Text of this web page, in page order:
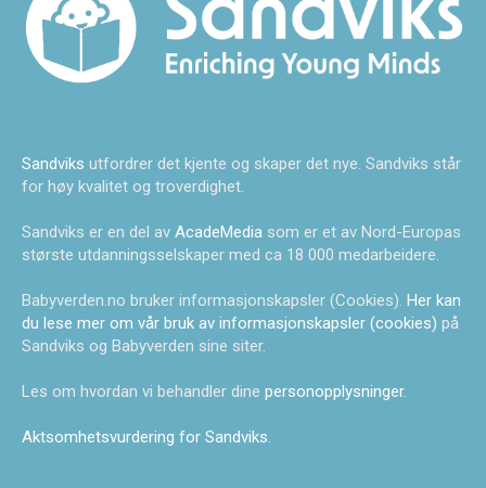
Sandviks utfordrer det kjente og skaper det nye. Sandviks står
for høy kvalitet og troverdighet.
Sandviks er en del av AcadeMedia som er et av Nord-Europas
største utdanningsselskaper med ca 18 000 medarbeidere.
Babyverden.no bruker informasjonskapsler (Cookies). Her kan
du lese mer om vår bruk av informasjonskapsler (cookies) på
Sandviks og Babyverden sine siter.
Les om hvordan vi behandler dine personopplysninger.
Aktsomhetsvurdering for Sandviks.